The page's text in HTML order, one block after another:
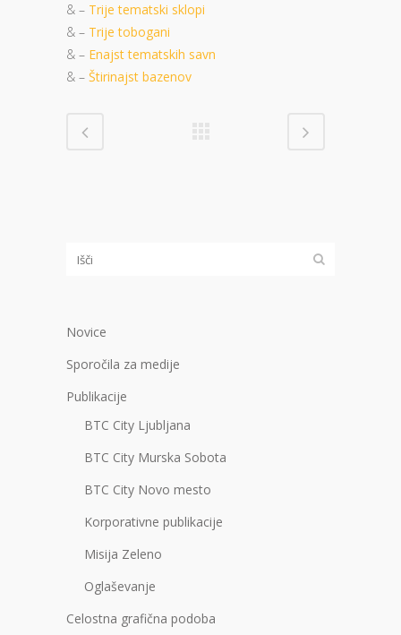
& – Trije tematski sklopi
& – Trije tobogani
& – Enajst tematskih savn
& – Štirinajst bazenov
Novice
Sporočila za medije
Publikacije
BTC City Ljubljana
BTC City Murska Sobota
BTC City Novo mesto
Korporativne publikacije
Misija Zeleno
Oglaševanje
Celostna grafična podoba